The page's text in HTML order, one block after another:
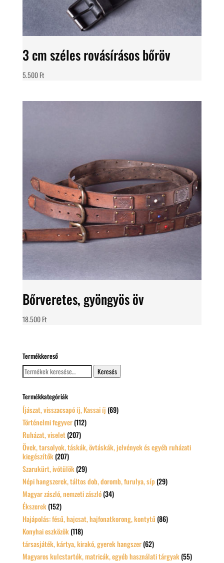
3 cm széles rovásírásos bőröv
5.500Ft
Bőrveretes, gyöngyös öv
18.500Ft
Termékkereső
Keresés
a
Keresés
Termékkategóriák
Íjászat, visszacsapó íj, Kassai íj (69)
Történelmi fegyver (112)
Ruházat, viselet (207)
Övek, tarsolyok, táskák, övtáskák, jelvények és egyéb ruházati
kiegészítők (207)
Szarukürt, ivótülök (29)
Népi hangszerek, táltos dob, doromb, furulya, síp (29)
Magyar zászló, nemzeti zászló (34)
Ékszerek (152)
Hajápolás: fésű, hajcsat, hajfonatkorong, kontytű (86)
Konyhai eszközök (118)
társasjáték, kártya, kirakó, gyerek hangszer (62)
Magyaros kulcstartók, matricák, egyéb használati tárgyak (55)